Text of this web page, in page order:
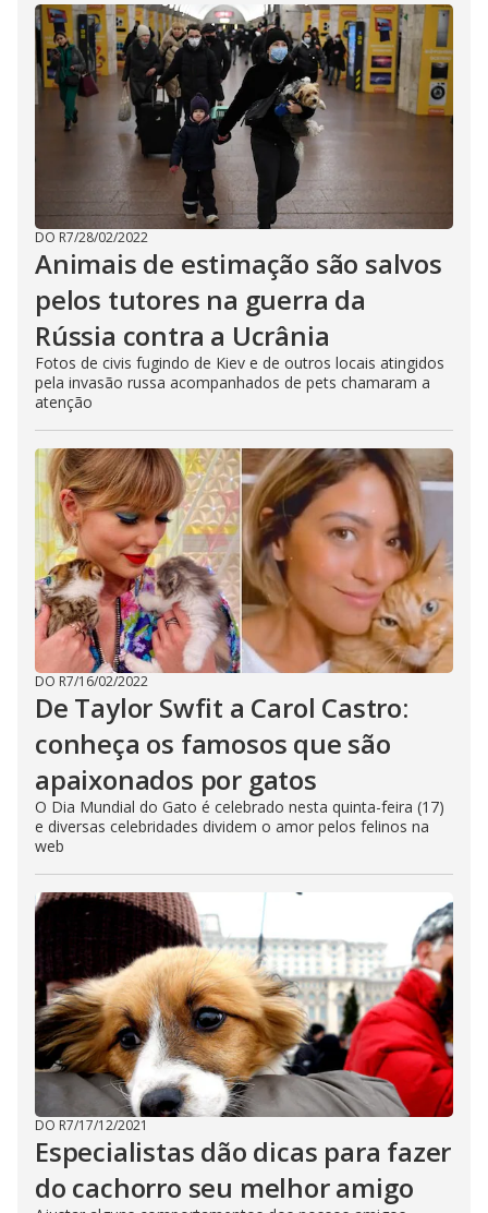
DO R7/28/02/2022
Animais de estimação são salvos
pelos tutores na guerra da
Rússia contra a Ucrânia
Fotos de civis fugindo de Kiev e de outros locais atingidos
pela invasão russa acompanhados de pets chamaram a
atenção
DO R7/16/02/2022
De Taylor Swfit a Carol Castro:
conheça os famosos que são
apaixonados por gatos
O Dia Mundial do Gato é celebrado nesta quinta-feira (17)
e diversas celebridades dividem o amor pelos felinos na
web
DO R7/17/12/2021
Especialistas dão dicas para fazer
do cachorro seu melhor amigo